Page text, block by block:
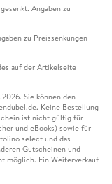
Angaben zu
zu Preissenkungen
auf der Artikelseite
Sie können den
Keine Bestellung
ist nicht gültig für
und eBooks) sowie für
select und das
Gutscheinen und
möglich. Ein Weiterverkauf